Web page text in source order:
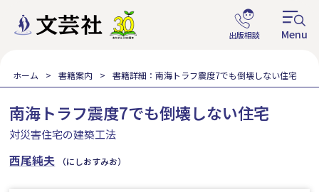
ホーム 書籍案内 書籍詳細：南海トラフ震度7でも倒壊しない住宅
南海トラフ震度7でも倒壊しない住宅
対災害住宅の建築工法
西尾純夫 （にしおすみお）